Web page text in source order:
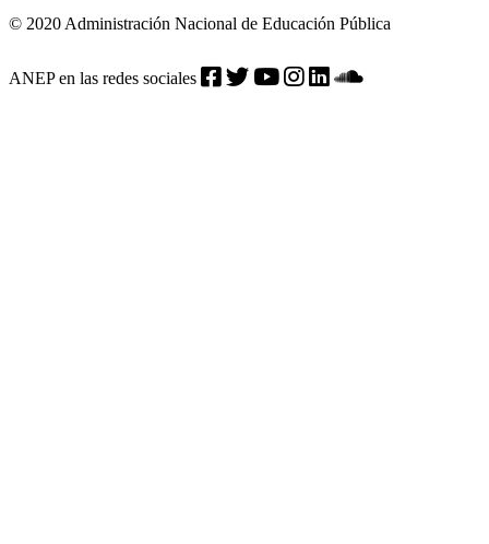
© 2020 Administración Nacional de Educación Pública
ANEP en las redes sociales